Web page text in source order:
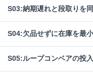
S03:納期遅れと段取りを
S04:欠品せずに在庫を最
S05:ループコンベアの投